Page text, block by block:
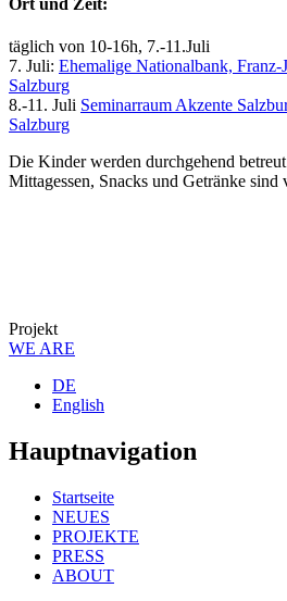
täglich von 10-16h, 7.-11.Juli
7. Juli: Ehemalige Nationalbank, Franz-
Salzburg
8.-11. Juli Seminarraum Akzente
Salzburg
Die Kinder werden durchgehend
Mittagessen, Snacks und Getränke sind
Projekt
WE ARE
DE
English
Hauptnavigation
Startseite
NEUES
PROJEKTE
PRESS
ABOUT